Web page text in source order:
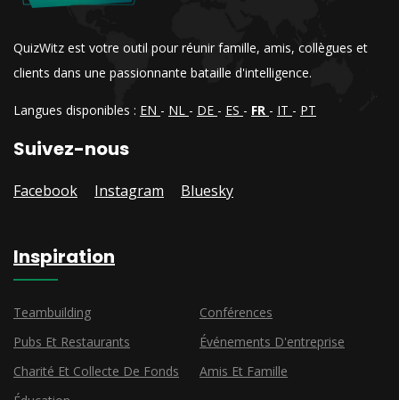
QuizWitz est votre outil pour réunir famille, amis, collègues et
clients dans une passionnante bataille d'intelligence.
Langues disponibles : EN - NL - DE - ES - FR - IT - PT
Suivez-nous
Facebook Instagram Bluesky
Inspiration
Teambuilding
Conférences
Pubs Et Restaurants
Événements D'entreprise
Charité Et Collecte De Fonds
Amis Et Famille